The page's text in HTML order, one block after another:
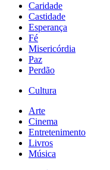
Caridade
Castidade
Esperança
Fé
Misericórdia
Paz
Perdão
Cultura
Arte
Cinema
Entretenimento
Livros
Música